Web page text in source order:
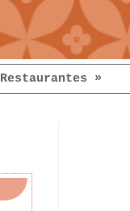
Restaurantes »